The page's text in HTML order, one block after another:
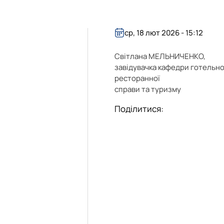
візіонер"
ср, 18 лют 2026 - 15:12
Світлана МЕЛЬНИЧЕНКО,
завідувачка кафедри
ресторанної
справи та туризму
Поділитися: